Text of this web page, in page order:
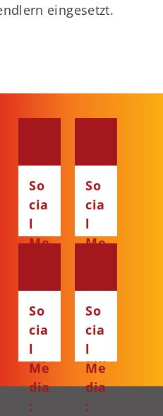
eingesetzt.
So
cia
l
Me
ce
bo
ok
So
cia
l
Me
ta
gr
am
So
cia
l
Me
dia
:
So
cia
l
Me
dia
: